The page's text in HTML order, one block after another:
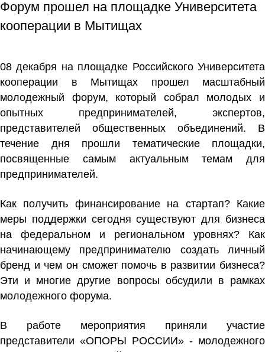
Форум прошел на площадке Университета
кооперации в Мытищах
08 декабря на площадке Российского Университета
кооперации в Мытищах прошел масштабный
молодежный форум, который собрал молодых и
опытных предпринимателей, экспертов,
представителей общественных объединений. В
течение дня прошли тематические площадки,
посвященные самым актуальным темам для
предпринимателей.
Как получить финансирование на стартап? Какие
меры поддержки сегодня существуют для бизнеса
на федеральном и региональном уровнях? Как
начинающему предпринимателю создать личный
бренд и чем он сможет помочь в развитии бизнеса?
Эти и многие другие вопросы обсудили в рамках
молодежного форума.
В работе мероприятия приняли участие
представители «ОПОРЫ РОССИИ» - молодежного